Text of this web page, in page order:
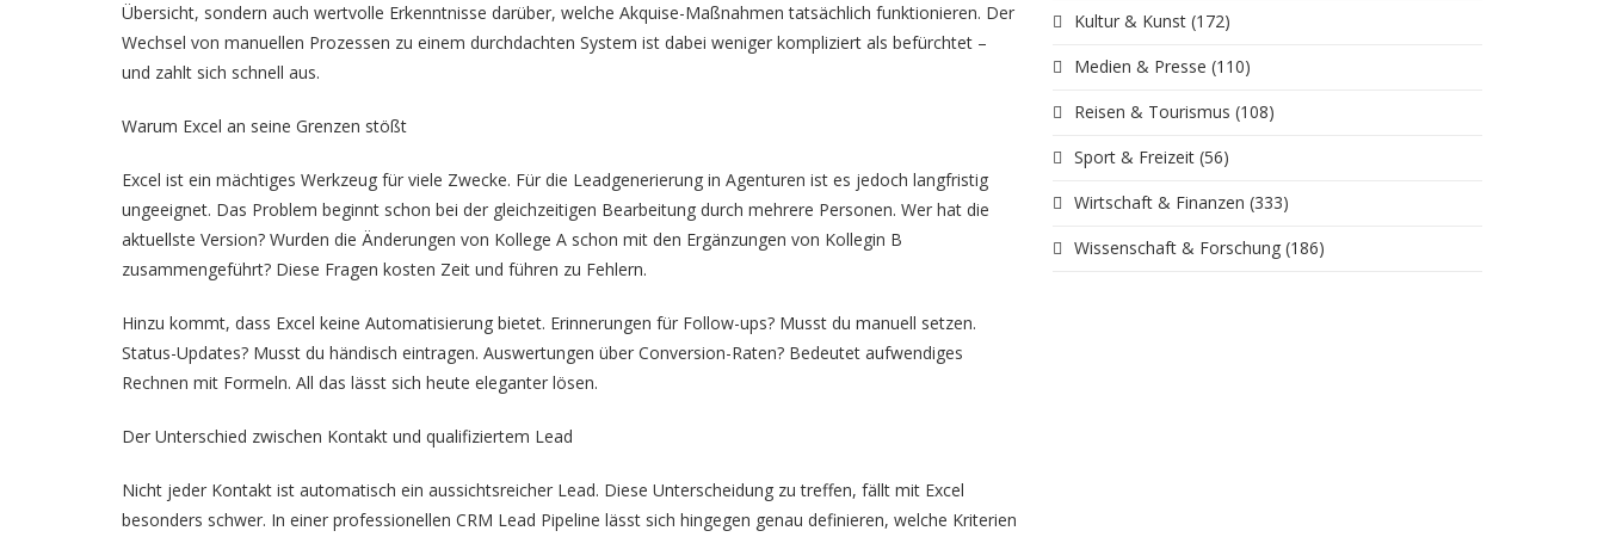
Übersicht, sondern auch wertvolle Erkenntnisse darüber, welche Akquise-Maßnahmen tatsächlich funktionieren. Der
Wechsel von manuellen Prozessen zu einem durchdachten System ist dabei weniger kompliziert als befürchtet –
und zahlt sich schnell aus.
Warum Excel an seine Grenzen stößt
Excel ist ein mächtiges Werkzeug für viele Zwecke. Für die Leadgenerierung in Agenturen ist es jedoch langfristig
ungeeignet. Das Problem beginnt schon bei der gleichzeitigen Bearbeitung durch mehrere Personen. Wer hat die
aktuellste Version? Wurden die Änderungen von Kollege A schon mit den Ergänzungen von Kollegin B
zusammengeführt? Diese Fragen kosten Zeit und führen zu Fehlern.
Hinzu kommt, dass Excel keine Automatisierung bietet. Erinnerungen für Follow-ups? Musst du manuell setzen.
Status-Updates? Musst du händisch eintragen. Auswertungen über Conversion-Raten? Bedeutet aufwendiges
Rechnen mit Formeln. All das lässt sich heute eleganter lösen.
Der Unterschied zwischen Kontakt und qualifiziertem Lead
Nicht jeder Kontakt ist automatisch ein aussichtsreicher Lead. Diese Unterscheidung zu treffen, fällt mit Excel
besonders schwer. In einer professionellen CRM Lead Pipeline lässt sich hingegen genau definieren, welche Kriterien
Kultur & Kunst (172)
Medien & Presse (110)
Reisen & Tourismus (108)
Sport & Freizeit (56)
Wirtschaft & Finanzen (333)
Wissenschaft & Forschung (186)